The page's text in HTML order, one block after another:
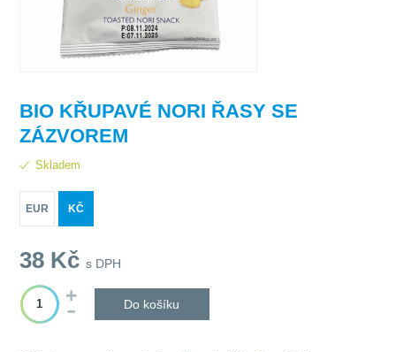
BIO KŘUPAVÉ NORI ŘASY SE
ZÁZVOREM
Skladem
EUR KČ
38 Kčs DPH
Do košíku